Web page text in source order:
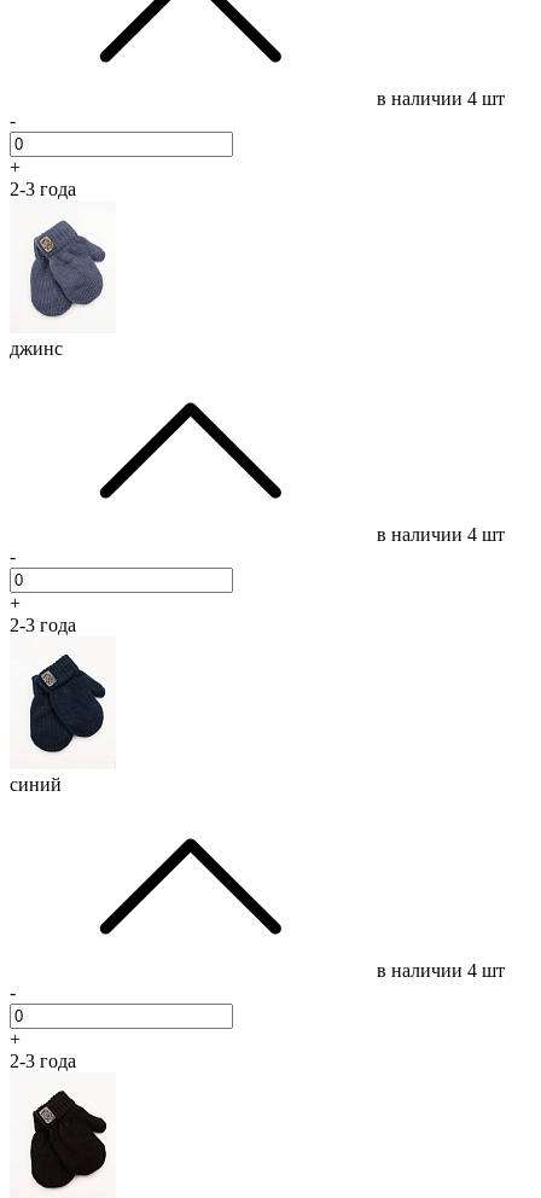
в наличии 4 шт
-
+
2-3 года
джинс
в наличии 4 шт
-
+
2-3 года
синий
в наличии 4 шт
-
+
2-3 года